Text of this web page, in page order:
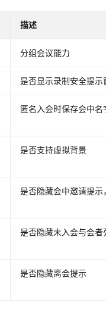
描述
分组会议能力
是否显示录制安全提示
匿名入会时保存会中名
是否支持虚拟背景
是否隐藏会中邀请提示
是否隐藏未入会与会者
是否隐藏离会提示